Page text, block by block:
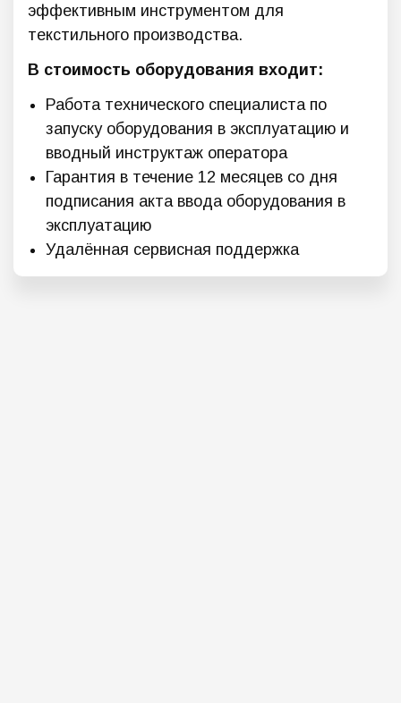
эффективным инструментом для
текстильного производства.
В стоимость оборудования входит:
Работа технического специалиста по
запуску оборудования в эксплуатацию и
вводный инструктаж оператора
Гарантия в течение 12 месяцев со дня
подписания акта ввода оборудования в
эксплуатацию
Удалённая сервисная поддержка